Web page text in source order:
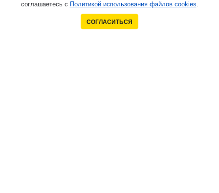
соглашаетесь с Политикой использования файлов cookies.
СОГЛАСИТЬСЯ